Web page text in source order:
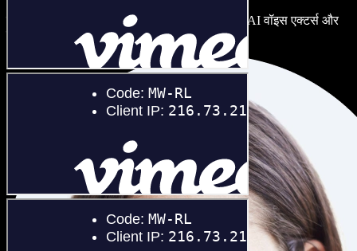
दो प्रोजेक्ट्स का एक जैसा लगना ज़रूरी नहीं। सैकड़ों AI वॉइस एक्टर्स और
लहजों में से चुनें, और बारीकी से ट्यून करें।